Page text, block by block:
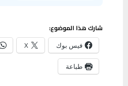
شارك هذا الموضوع:
فيس بوك X
طباعة